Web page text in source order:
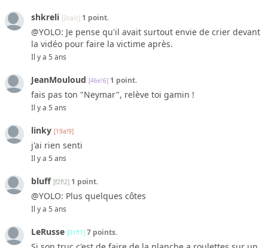
shkreli [2ca!c] 1 point.
@YOLO: Je pense qu'il avait surtout envie de crier devant
la vidéo pour faire la victime après.
Il y a 5 ans
JeanMouloud [46e!6] 1 point.
fais pas ton "Neymar", relève toi gamin !
Il y a 5 ans
linky [19a!9]
j'ai rien senti
Il y a 5 ans
bluff [f2f!2] 1 point.
@YOLO: Plus quelques côtes
Il y a 5 ans
LeRusse [01f!1] 7 points.